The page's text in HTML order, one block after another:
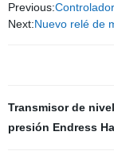
Previous:
Next:Nuevo relé de
Transmisor de nivel
presión Endress